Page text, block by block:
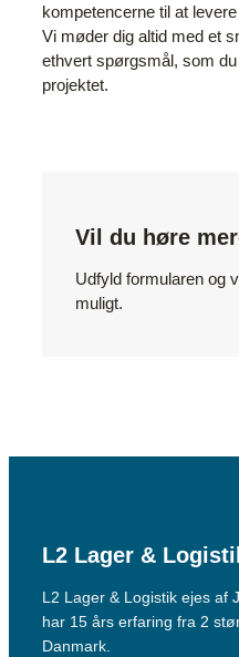
kompetencerne til at
Vi møder dig altid med et
ethvert spørgsmål, som
projektet.
Vil du høre
Udfyld formularen og
muligt.
L2 Lager &
L2 Lager & Logistik ejes af
har 15 års erfaring fra 2
Danmark.